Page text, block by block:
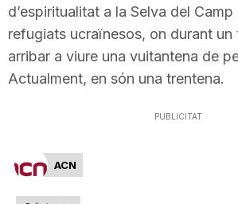
d’espiritualitat a la Selva del
refugiats ucraïnesos, on durant un
arribar a viure una vuitantena de
Actualment, en són una trentena.
PUBLICITAT
ACN